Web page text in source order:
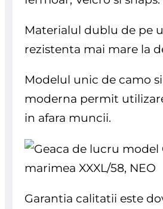
Materialul dublu de pe
rezistenta mai mare la
Modelul unic de camo
moderna permit
in afara muncii.
Garantia calitatii este